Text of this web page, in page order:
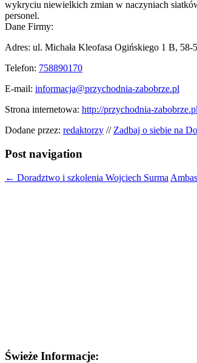
wykryciu niewielkich zmian w naczyniach
personel.
Dane Firmy:
Adres: ul. Michała Kleofasa Ogińskiego 1 B, 58-
Telefon: 758890170
E-mail: informacja@przychodnia-zabobrze.pl
Strona internetowa: http://przychodnia-
Dodane przez: redaktorzy // Zadbaj o siebie na
Post navigation
← Doradztwo i szkolenia Wojciech Surma
Świeże Informacje: